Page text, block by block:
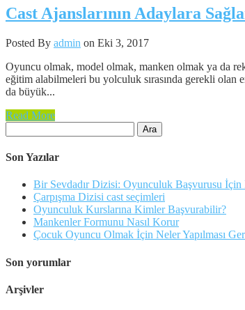
Cast Ajanslarının Adaylara
Posted By admin on Eki 3, 2017
Oyuncu olmak, model olmak, manken olmak ya da
eğitim alabilmeleri bu yolculuk sırasında gerekli olan
da büyük...
Read More
Son Yazılar
Bir Sevdadır Dizisi: Oyunculuk Başvurusu İçin
Çarpışma Dizisi cast seçimleri
Oyunculuk Kurslarına Kimler Başvurabilir?
Mankenler Formunu Nasıl Korur
Çocuk Oyuncu Olmak İçin Neler Yapılması
Son yorumlar
Arşivler